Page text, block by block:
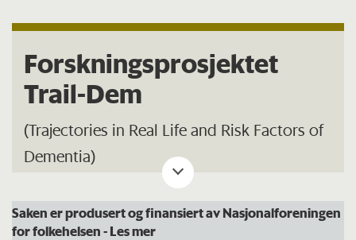
Forskningsprosjektet
Trail-Dem
(Trajectories in Real Life and Risk Factors of
Dementia)
Saken er produsert og finansiert av Nasjonalforeningen
for folkehelsen- Les mer